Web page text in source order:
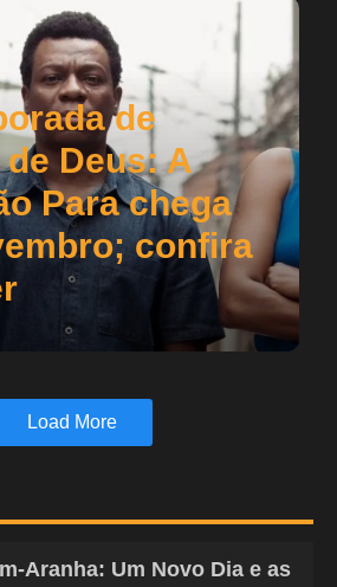
de
Deus: A
Para chega
confira
Load More
Aranha: Um Novo Dia e as